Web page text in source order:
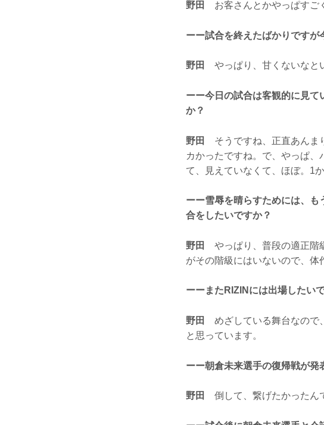
野田 お客さんとかやっぱすご
ーー試合を終えたばかりですが
野田 やっぱり、甘くないなと
ーー今日の試合は客観的に見
か？
野田
そうですね、正直あんま
カかったですね。で、やっぱ、
て、見えていなくて、ほぼ。1
ーー雪辱を晴らすためには、
合をしたいですか？
野田
やっぱり、普段の適正階
がその階級にはいないので、体
ーーまたRIZINには出場したいで
野田
めざしている舞台なので
と思っています。
ーー朝倉未来選手の復帰戦が発
野田 倒して、繋げたかったん